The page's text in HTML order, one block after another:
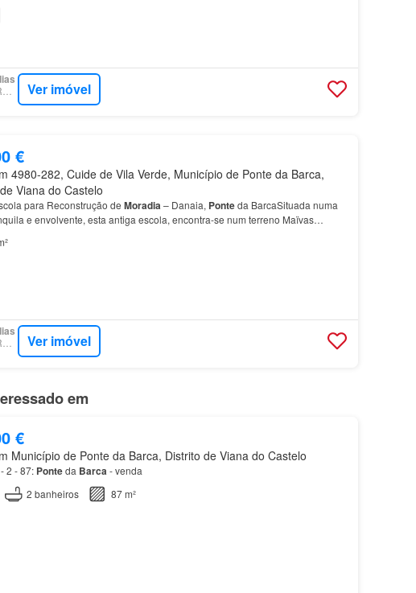
PROPERSTAR Ver imóvel
€
4980-282, Cuide de Vila Verde, Município de Ponte da Barca,
Viana do Castelo
para Reconstrução de Moradia– Danaia, Ponteda BarcaSituada numa
e envolvente, esta antiga escola, encontra-se num terreno Maïvas
-
PROPERSTAR Ver imóvel
em
€
Município de Ponte da Barca, Distrito de Viana do Castelo
- 2 - 87: Ponteda Barca- venda
2 banheiros 87 m²